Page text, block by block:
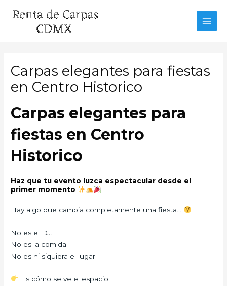
Carpas elegantes para fiestas
en Centro Historico
Carpas elegantes para
fiestas en Centro
Historico
Haz que tu evento luzca espectacular desde el
primer momento
Hay algo que cambia completamente una fiesta…
No es el DJ.
No es la comida.
No es ni siquiera el lugar.
Es cómo se ve el espacio.